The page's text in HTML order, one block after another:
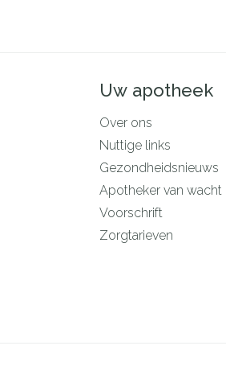
Uw apotheek
Over ons
Nuttige links
Gezondheidsnieuws
Apotheker van wacht
Voorschrift
Zorgtarieven